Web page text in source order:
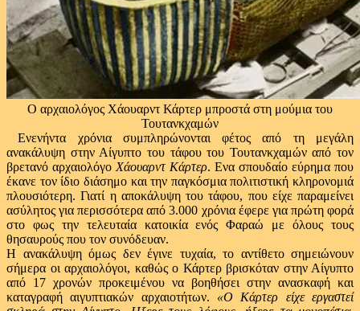
Ο αρχαιολόγος Χάουαρντ Κάρτερ μπροστά στη μούμια του
Τουτανκχαμών
Ενενήντα χρόνια συμπληρώνονται φέτος από τη μεγάλη
ανακάλυψη στην Αίγυπτο του τάφου του Τουτανκχαμών από τον
βρετανό αρχαιολόγο Χάουαρντ Κάρτερ. Ενα σπουδαίο εύρημα που
έκανε τον ίδιο διάσημο και την παγκόσμια πολιτιστική κληρονομιά
πλουσιότερη. Γιατί η αποκάλυψη του τάφου, που είχε παραμείνει
ασύλητος για περισσότερα από 3.000 χρόνια έφερε για πρώτη φορά
στο φως την τελευταία κατοικία ενός Φαραώ με όλους τους
θησαυρούς που τον συνόδευαν.
Η ανακάλυψη όμως δεν έγινε τυχαία, το αντίθετο σημειώνουν
σήμερα οι αρχαιολόγοι, καθώς ο Κάρτερ βρισκόταν στην Αίγυπτο
από 17 χρονών προκειμένου να βοηθήσει στην ανασκαφή και
καταγραφή αιγυπτιακών αρχαιοτήτων. «Ο Κάρτερ είχε εργαστεί